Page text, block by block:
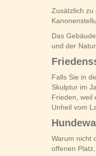
Zusätzlich zu
Das
und der
Falls Sie in
Skulptur im
Frieden, weil
Unheil vom
Warum nicht
offenen